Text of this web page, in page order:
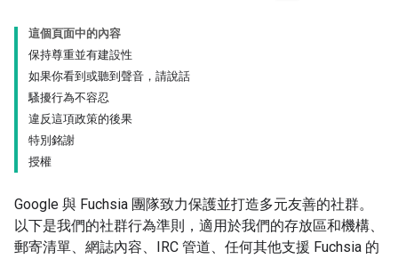
這個頁面中的內容
保持尊重並有建設性
如果你看到或聽到聲音，請說話
騷擾行為不容忍
違反這項政策的後果
特別銘謝
授權
Google 與 Fuchsia 團隊致力保護並打造多元友善的社群。
以下是我們的社群行為準則，適用於我們的存放區和機構、
郵寄清單、網誌內容、IRC 管道、任何其他支援 Fuchsia 的